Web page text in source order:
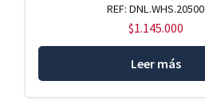
REF: DNL.WHS.20500
$1.145.000
Leer más